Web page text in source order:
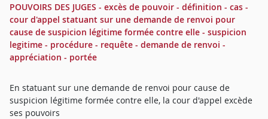
POUVOIRS DES JUGES - excès de pouvoir - définition - cas -
cour d'appel statuant sur une demande de renvoi pour
cause de suspicion légitime formée contre elle - suspicion
legitime - procédure - requête - demande de renvoi -
appréciation - portée
En statuant sur une demande de renvoi pour cause de
suspicion légitime formée contre elle, la cour d'appel excède
ses pouvoirs